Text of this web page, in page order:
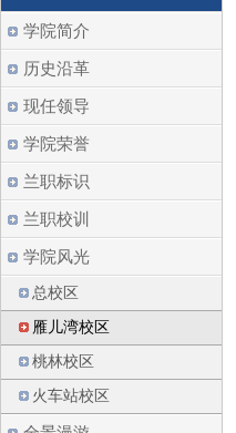
学院简介
历史沿革
现任领导
学院荣誉
兰职标识
兰职校训
学院风光
总校区
雁儿湾校区
桃林校区
火车站校区